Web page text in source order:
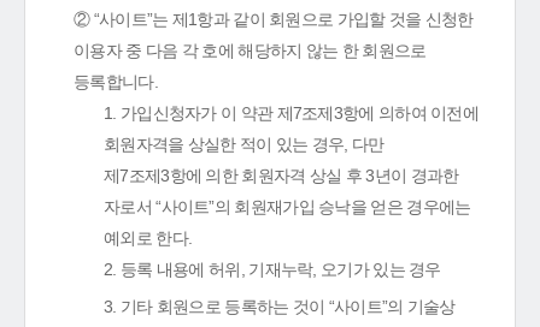
② “사이트”는 제1항과 같이 회원으로 가입할 것을 신청한
이용자 중 다음 각 호에 해당하지 않는 한 회원으로
등록합니다.
1. 가입신청자가 이 약관 제7조제3항에 의하여 이전에
회원자격을 상실한 적이 있는 경우, 다만
제7조제3항에 의한 회원자격 상실 후 3년이 경과한
자로서 “사이트”의 회원재가입 승낙을 얻은 경우에는
예외로 한다.
2. 등록 내용에 허위, 기재누락, 오기가 있는 경우
3. 기타 회원으로 등록하는 것이 “사이트”의 기술상